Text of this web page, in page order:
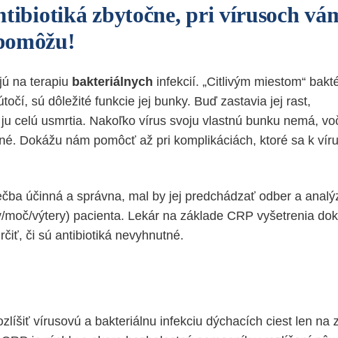
zbytočne, pri vírusoch
na terapiu bakteriálnych infekcií. „Citlivým miestom“
sú dôležité funkcie jej bunky. Buď zastavia jej rast,
celú usmrtia. Nakoľko vírus svoju vlastnú bunku nemá,
Dokážu nám pomôcť až pri komplikáciách, ktoré sa k
účinná a správna, mal by jej predchádzať odber a
moč/výtery) pacienta. Lekár na základe CRP vyšetrenia
či sú antibiotiká nevyhnutné.
vírusovú a bakteriálnu infekciu dýchacích ciest len na